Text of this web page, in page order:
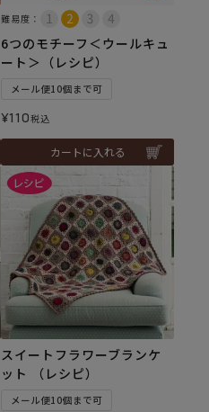
難易度：
6つのモチーフ＜ウールキュ
ート＞（レシピ）
メール便10個まで可
¥110税込
カートに入れる
スイートフラワーブランケ
ット （レシピ）
メール便10個まで可